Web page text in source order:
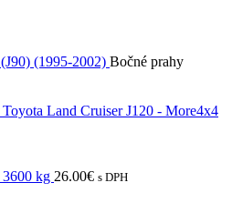
(1995-2002) Bočné prahy
Land Cruiser J120 - More4x4
3600 kg 26.00€ s DPH